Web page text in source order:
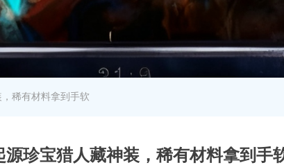
珍宝猎人藏神装，稀有材料拿到手
稀有材料拿到手软